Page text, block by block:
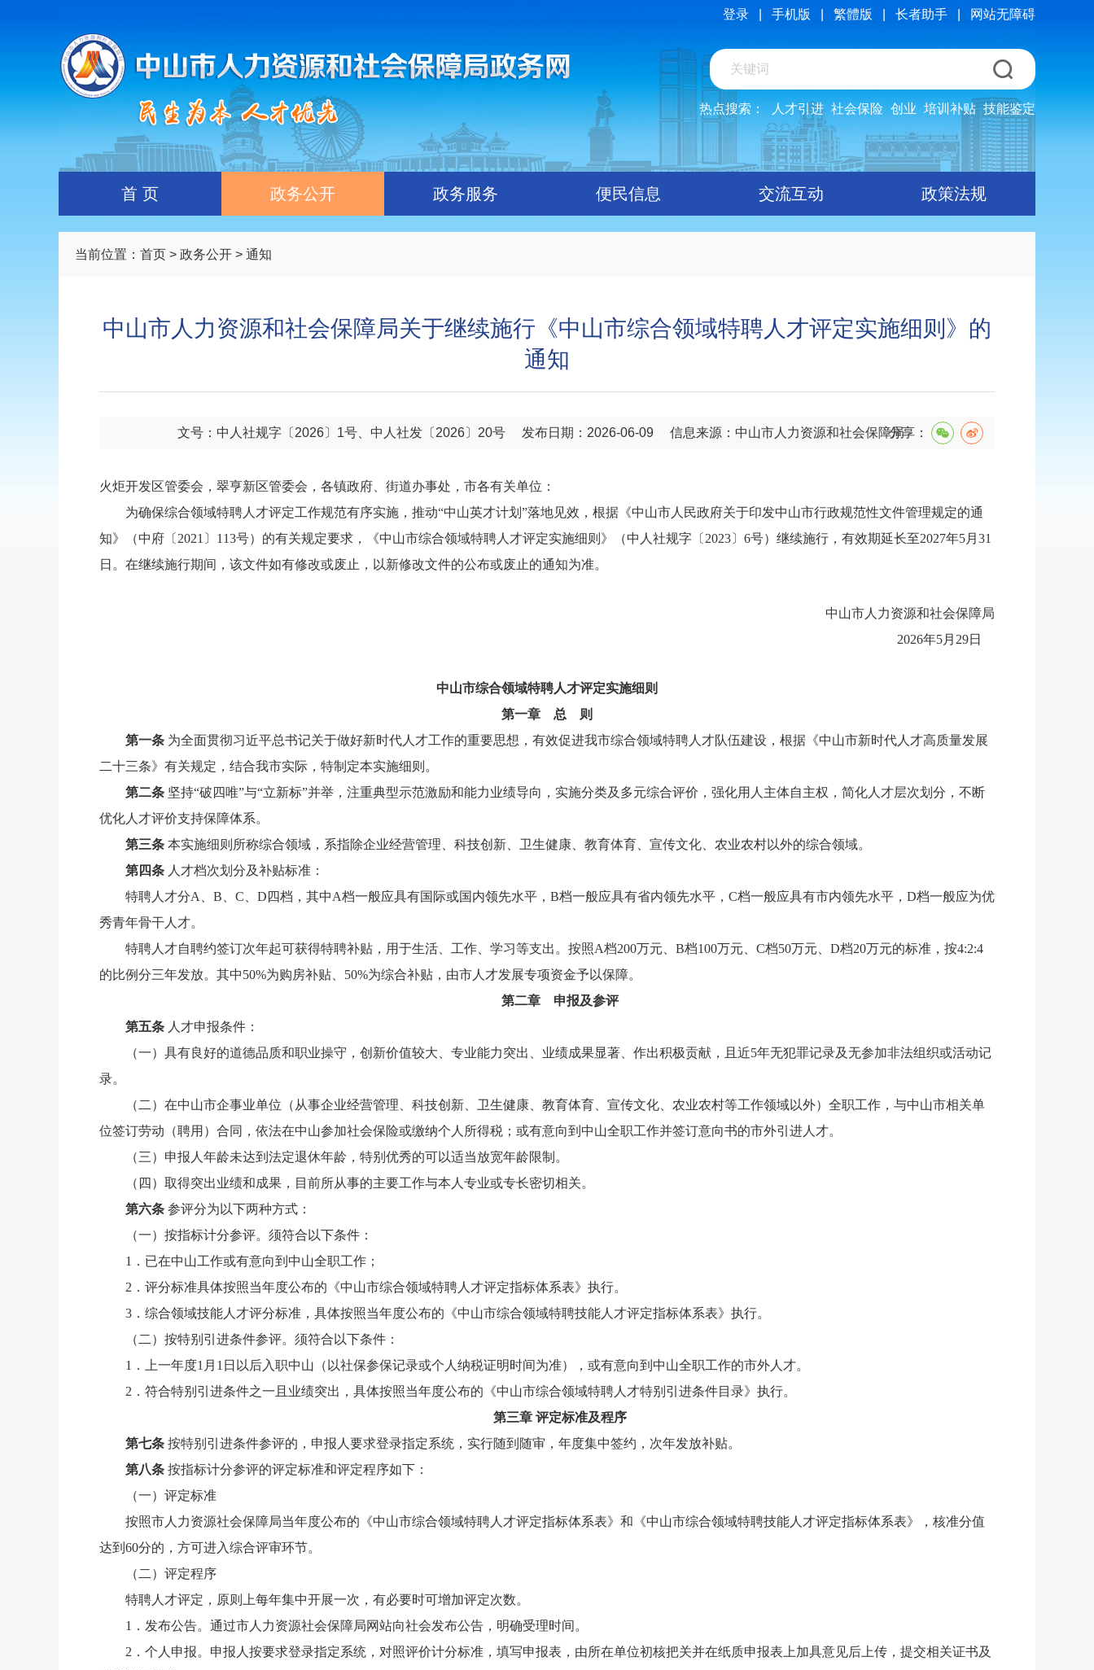
登录 手机版 繁體版 长者助手 网站无障碍
热点搜索： 人才引进 社会保险 创业 培训补贴 技能鉴定
首 页 政务公开 政务服务 便民信息 交流互动 政策法规
当前位置： 首页 > 政务公开 > 通知
中山市人力资源和社会保障局关于继续施行《中山市综合领域特聘人才评定实施细则》的
通知
文号：中人社规字〔2026〕1号、中人社发〔2026〕20号 发布日期：2026-06-09 信息来源：中山市人力资源和社会保障局分享：
火炬开发区管委会，翠亨新区管委会，各镇政府、街道办事处，市各有关单位：
为确保综合领域特聘人才评定工作规范有序实施，推动“中山英才计划”落地见效，根据《中山市人民政府关于印发中山市行政规范性文件管理规定的通
知》（中府〔2021〕113号）的有关规定要求，《中山市综合领域特聘人才评定实施细则》（中人社规字〔2023〕6号）继续施行，有效期延长至2027年5月31
日。在继续施行期间，该文件如有修改或废止，以新修改文件的公布或废止的通知为准。
中山市人力资源和社会保障局
2026年5月29日
中山市综合领域特聘人才评定实施细则
第一章 总 则
第一条 为全面贯彻习近平总书记关于做好新时代人才工作的重要思想，有效促进我市综合领域特聘人才队伍建设，根据《中山市新时代人才高质量发展
二十三条》有关规定，结合我市实际，特制定本实施细则。
第二条 坚持“破四唯”与“立新标”并举， 注重典型示范激励和能力业绩导向， 实施分类及多元综合评价，强化用人主体自主权，简化人才层次划分，不断
优化人才评价支持保障体系。
第三条 本实施细则所称综合领域，系指除企业经营管理、科技创新、卫生健康、教育体育、宣传文化、农业农村以外的综合领域。
第四条 人才档次划分及补贴标准：
特聘人才分A、B、C、D四档，其中A档一般应具有国际或国内领先水平，B档一般应具有省内领先水平，C档一般应具有市内领先水平，D档一般应为优
秀青年骨干人才。
特聘人才自聘约签订次年起可获得特聘补贴，用于生活、工作、学习等支出。按照A档200万元、B档100万元、C档50万元、D档20万元的标准，按4:2:4
的比例分三年发放。其中50%为购房补贴、50%为综合补贴，由市人才发展专项资金予以保障。
第二章 申报及参评
第五条 人才申报条件：
（一）具有良好的道德品质和职业操守，创新价值较大、专业能力突出、业绩成果显著、作出积极贡献，且近5年无犯罪记录及无参加非法组织或活动记
录。
（二）在中山市企事业单位（从事企业经营管理、科技创新、卫生健康、教育体育、宣传文化、农业农村等工作领域以外）全职工作，与中山市相关单
位签订劳动（聘用）合同，依法在中山参加社会保险或缴纳个人所得税；或有意向到中山全职工作并签订意向书的市外引进人才。
（三）申报人年龄未达到法定退休年龄，特别优秀的可以适当放宽年龄限制。
（四）取得突出业绩和成果，目前所从事的主要工作与本人专业或专长密切相关。
第六条 参评分为以下两种方式：
（一）按指标计分参评。须符合以下条件：
1．已在中山工作或有意向到中山全职工作；
2．评分标准具体按照当年度公布的《中山市综合领域特聘人才评定指标体系表》执行。
3．综合领域技能人才评分标准，具体按照当年度公布的《中山市综合领域特聘技能人才评定指标体系表》执行。
（二）按特别引进条件参评。须符合以下条件：
1．上一年度1月1日以后入职中山（以社保参保记录或个人纳税证明时间为准），或有意向到中山全职工作的市外人才。
2．符合特别引进条件之一且业绩突出，具体按照当年度公布的《中山市综合领域特聘人才特别引进条件目录》执行。
第三章 评定标准及程序
第七条 按特别引进条件参评的，申报人要求登录指定系统，实行随到随审，年度集中签约，次年发放补贴。
第八条 按指标计分参评的评定标准和评定程序如下：
（一）评定标准
按照市人力资源社会保障局当年度公布的《中山市综合领域特聘人才评定指标体系表》和《中山市综合领域特聘技能人才评定指标体系表》，核准分值
达到60分的，方可进入综合评审环节。
（二）评定程序
特聘人才评定，原则上每年集中开展一次，有必要时可增加评定次数。
1．发布公告。通过市人力资源社会保障局网站向社会发布公告，明确受理时间。
2．个人申报。申报人按要求登录指定系统，对照评价计分标准，填写申报表，由所在单位初核把关并在纸质申报表上加具意见后上传，提交相关证书及